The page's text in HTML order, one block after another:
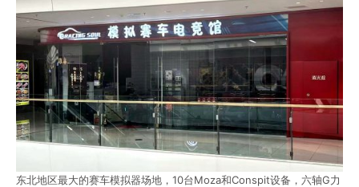
东北地区最大的赛车模拟器场地，10台Moza和Conspit设备，六轴G力